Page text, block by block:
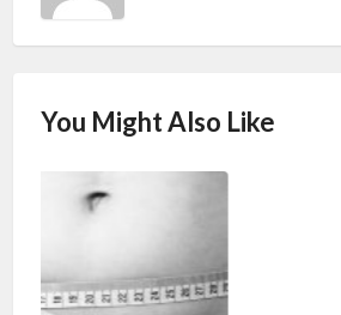
You Might Also Like